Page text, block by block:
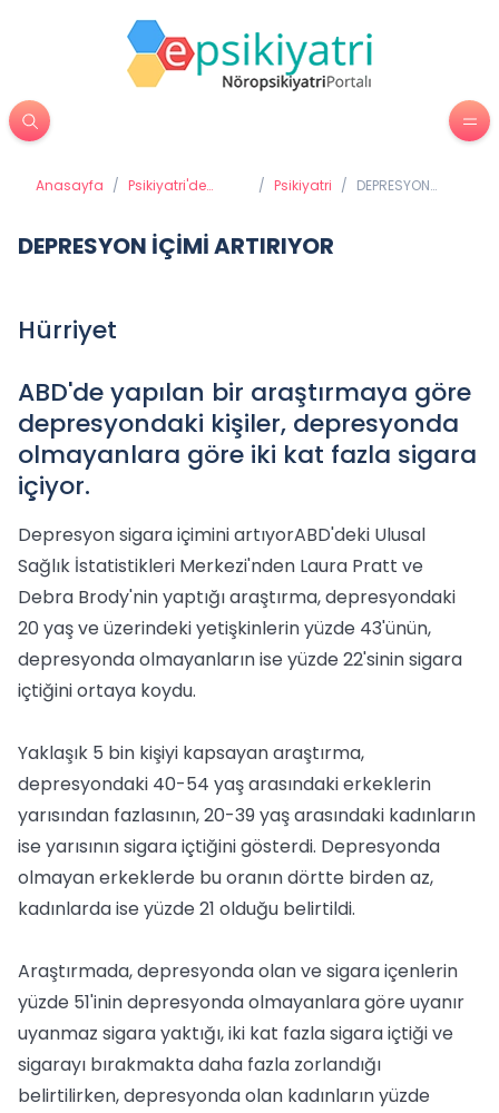
Anasayfa / Psikiyatri'de
/ Psikiyatri / DEPRESYON
DEPRESYON İÇİMİ ARTIRIYOR
Hürriyet
ABD'de yapılan bir araştırmaya göre
depresyondaki kişiler, depresyonda
olmayanlara göre iki kat fazla sigara
içiyor.
Depresyon sigara içimini artıyorABD'deki Ulusal
Sağlık İstatistikleri Merkezi'nden Laura Pratt ve
Debra Brody'nin yaptığı araştırma, depresyondaki
20 yaş ve üzerindeki yetişkinlerin yüzde 43'ünün,
depresyonda olmayanların ise yüzde 22'sinin sigara
içtiğini ortaya koydu.
Yaklaşık 5 bin kişiyi kapsayan araştırma,
depresyondaki 40-54 yaş arasındaki erkeklerin
yarısından fazlasının, 20-39 yaş arasındaki kadınların
ise yarısının sigara içtiğini gösterdi. Depresyonda
olmayan erkeklerde bu oranın dörtte birden az,
kadınlarda ise yüzde 21 olduğu belirtildi.
Araştırmada, depresyonda olan ve sigara içenlerin
yüzde 51'inin depresyonda olmayanlara göre uyanır
uyanmaz sigara yaktığı, iki kat fazla sigara içtiği ve
sigarayı bırakmakta daha fazla zorlandığı
belirtilirken, depresyonda olan kadınların yüzde